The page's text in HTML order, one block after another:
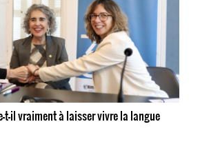
t-il vraiment à laisser vivre la langue